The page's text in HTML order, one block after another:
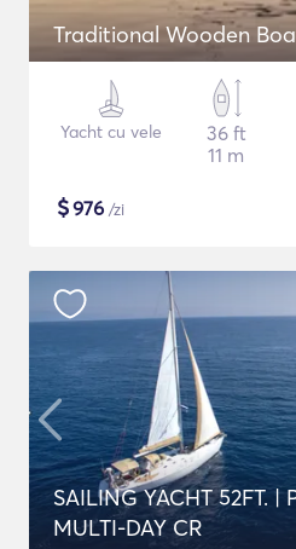
Traditional Wooden
Yacht cu vele
36 ft
11 m
$976 /zi
SAILING YACHT 52FT. |
MULTI-DAY CR